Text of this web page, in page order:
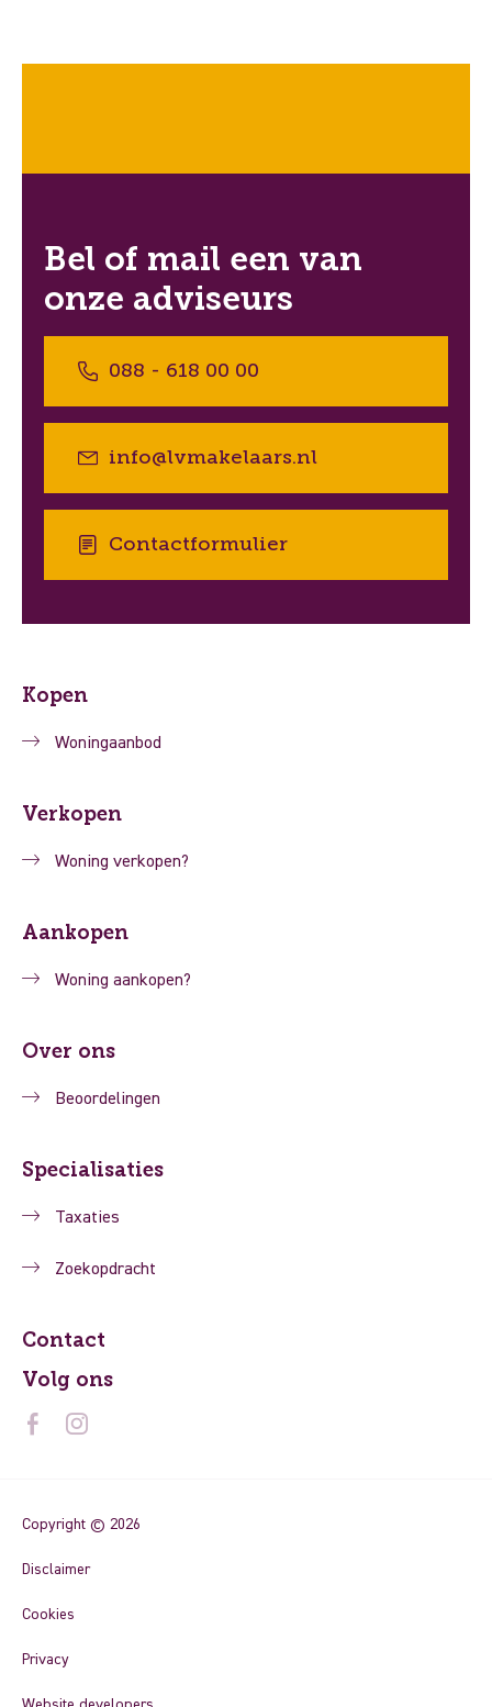
Bel of mail een van
onze adviseurs
088 - 618 00 00
info@lvmakelaars.nl
Contactformulier
Kopen
Woningaanbod
Verkopen
Woning verkopen?
Aankopen
Woning aankopen?
Over ons
Beoordelingen
Specialisaties
Taxaties
Zoekopdracht
Contact
Volg ons
Copyright © 2026
Disclaimer
Cookies
Privacy